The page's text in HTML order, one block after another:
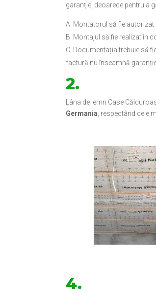
garanție, deoarece pentru a
Montatorul să fie
Montajul să fie realizat în
Documentația trebuie să
factură nu înseamnă
2.
Lâna de lemn Case
Germania , respectând cele
4.